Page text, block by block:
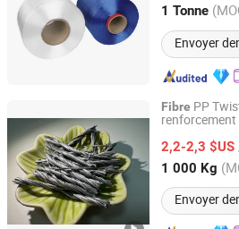
1 Tonne
Envoyer
Zhejiang, China
Fibre PP
2,2-2,3 $US
1 000 Kg
Envoyer
Briture Co., Ltd.
Anhui, China Depuis